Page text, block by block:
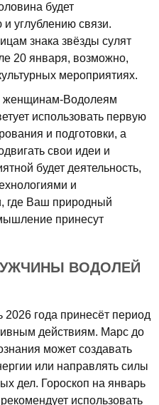
будет
углублению связи.
знака звёзды сулят
20 января, возможно,
мероприятиях.
женщинам-Водолеям
использовать первую
и подготовки, а
свои идеи и
будет деятельность,
и
где Ваш природный
принесут
ВОДОЛЕЙ
года принесёт период
действиям. Марс до
может создавать
или направлять силы
дел. Гороскоп на январь
использовать